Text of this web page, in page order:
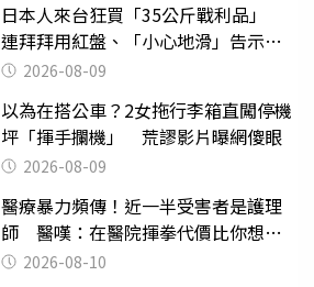
日本人來台狂買「35公斤戰利品」
連拜拜用紅盤、「小心地滑」告示牌
也帶回家
2026-08-09
以為在搭公車？2女拖行李箱直闖停機
坪「揮手攔機」 荒謬影片曝網傻眼
2026-08-09
醫療暴力頻傳！近一半受害者是護理
師 醫嘆：在醫院揮拳代價比你想像
的還要大
2026-08-10